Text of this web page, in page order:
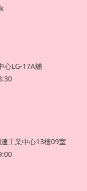
心LG-17A舖
工業中心13樓09室